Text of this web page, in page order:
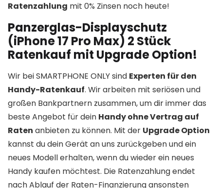
Ratenzahlung mit 0% Zinsen noch heute!
Panzerglas-Displayschutz
(iPhone 17 Pro Max) 2 Stück
Ratenkauf mit Upgrade Option!
Wir bei SMARTPHONE ONLY sind Experten für den
Handy-Ratenkauf. Wir arbeiten mit seriösen und
großen Bankpartnern zusammen, um dir immer das
beste Angebot für dein Handy ohne Vertrag auf
Raten anbieten zu können. Mit der Upgrade Option
kannst du dein Gerät an uns zurückgeben und ein
neues Modell erhalten, wenn du wieder ein neues
Handy kaufen möchtest. Die Ratenzahlung endet
nach Ablauf der Raten-Finanzierung ansonsten